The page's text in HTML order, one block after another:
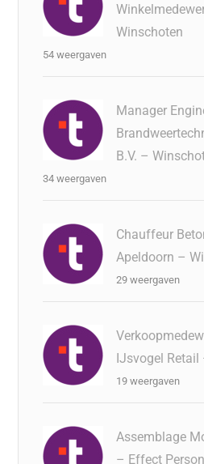
Winschoten
54 weergaven
Manager
B.V. –
34 weergaven
Chauffeur
Apeldoorn –
29 weergaven
IJsvogel
19 weergaven
Assemblage
– Effect